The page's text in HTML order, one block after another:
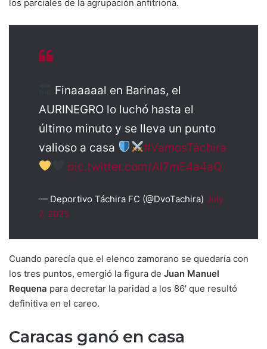
los parciales de la agrupación anfitriona.
Finaaaaal en Barinas, el
AURINEGRO lo luchó hasta el
último minuto y se lleva un punto
valioso a casa
#VamosTáchira
pic.twitter.com/Al7mE4a4aQ
— Deportivo Táchira FC (@DvoTachira) July
7, 2025
Cuando parecía que el elenco zamorano se quedaría con
los tres puntos, emergió la figura de Juan Manuel
Requena para decretar la paridad a los 86′ que resultó
definitiva en el careo.
Caracas ganó en casa